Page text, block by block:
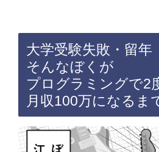
大学受験失敗・留年
そんなぼくが
プログラミングで2
月収100万になるま